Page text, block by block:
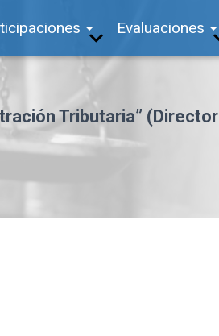
Evaluaciones
Tributaria” (Director